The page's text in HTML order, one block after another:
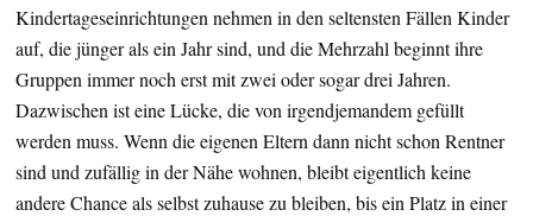
Kindertageseinrichtungen nehmen in den seltensten Fällen Kinder
auf, die jünger als ein Jahr sind, und die Mehrzahl beginnt ihre
Gruppen immer noch erst mit zwei oder sogar drei Jahren.
Dazwischen ist eine Lücke, die von irgendjemandem gefüllt
werden muss. Wenn die eigenen Eltern dann nicht schon Rentner
sind und zufällig in der Nähe wohnen, bleibt eigentlich keine
andere Chance als selbst zuhause zu bleiben, bis ein Platz in einer